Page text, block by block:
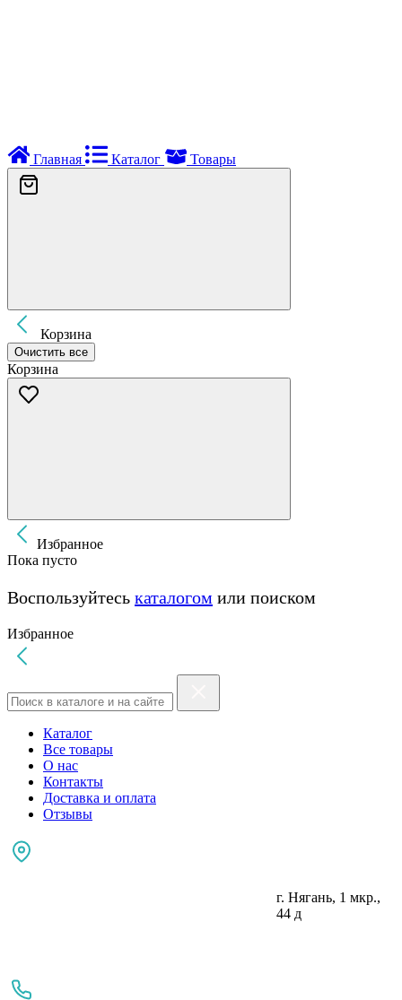
Главная Каталог Товары
Корзина
Очистить все
Корзина
Избранное
Пока пусто
Воспользуйтесь каталогом или поиском
Избранное
Каталог
Все товары
О нас
Контакты
Доставка и оплата
Отзывы
г. Нягань, 1 мкр.,
44 д